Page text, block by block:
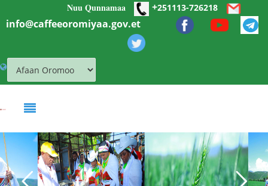
Skip to main contentNuu Qunnamaa +251113-726218
info@caffeeoromiyaa.gov.et